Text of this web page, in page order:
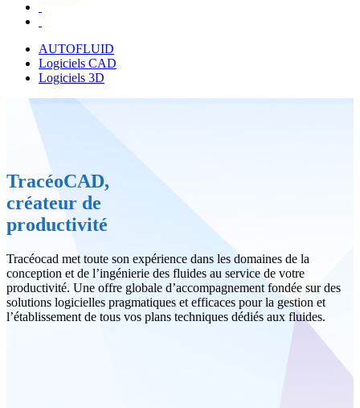
AUTOFLUID
Logiciels CAD
Logiciels 3D
TracéoCAD,
créateur de
productivité
Tracéocad met toute son expérience dans les domaines de la
conception et de l’ingénierie des fluides au service de votre
productivité. Une offre globale d’accompagnement fondée sur des
solutions logicielles pragmatiques et efficaces pour la gestion et
l’établissement de tous vos plans techniques dédiés aux fluides.